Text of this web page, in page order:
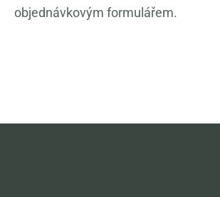
objednávkovým formulářem.